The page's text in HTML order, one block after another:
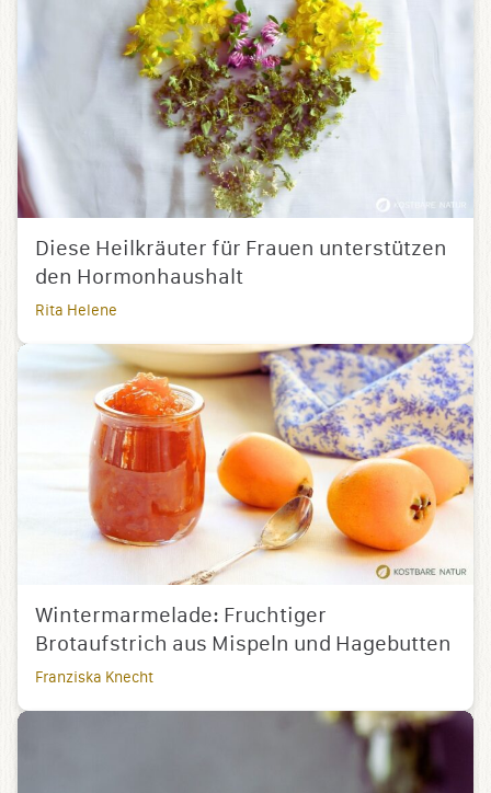
Diese Heilkräuter für Frauen unterstützen
den Hormonhaushalt
Rita Helene
Wintermarmelade: Fruchtiger
Brotaufstrich aus Mispeln und Hagebutten
Franziska Knecht